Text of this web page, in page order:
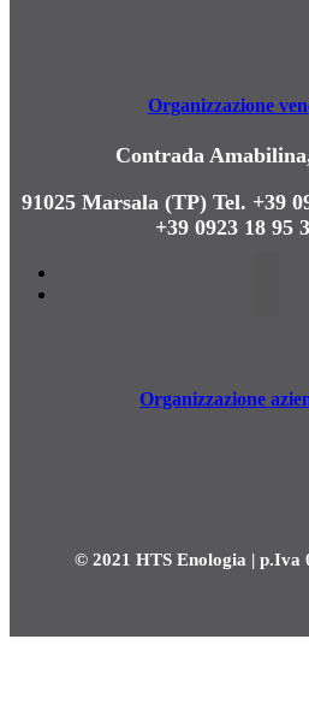
Organizzazione
Contrada
91025 Marsala (TP)Tel. +39
+39 0923 18 95
Organizzazione
© 2021 HTS Enologia | p.Iva